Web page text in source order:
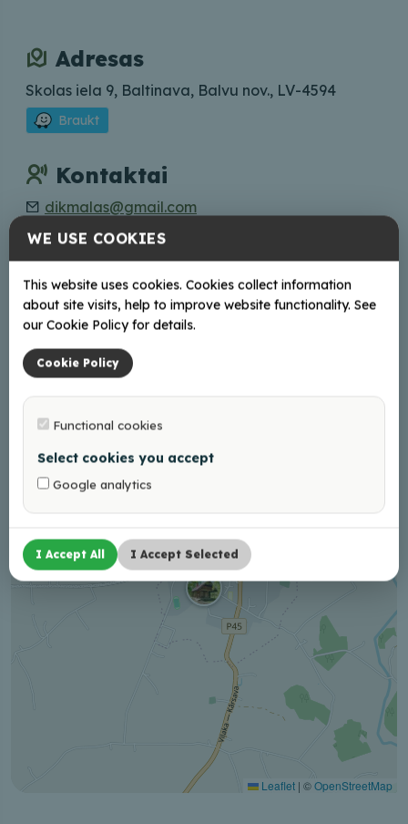
Adresas
Skolas iela 9, Baltinava, Balvu nov., LV-4594
Braukt
Kontaktai
dikmalas@gmail.com
+37129471150; +37129421087
Internete
Facebook
−
Leaflet | ©OpenStreetMap
WE USE COOKIES
This website uses cookies. Cookies collect information
about site visits, help to improve website functionality. See
our Cookie Policy for details.
Cookie Policy
Functional cookies
Select cookies you accept
Google analytics
I Accept All I Accept Selected